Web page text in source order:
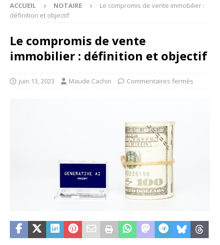
ACCUEIL NOTAIRE
Le compromis de vente immobilier :
définition et objectif
Le compromis de vente
immobilier : définition et objectif
juin 13, 2023 Maude Cachin Commentaires fermés